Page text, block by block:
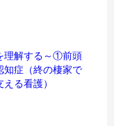
理解する～①前頭
知症（終の棲家で
る看護）